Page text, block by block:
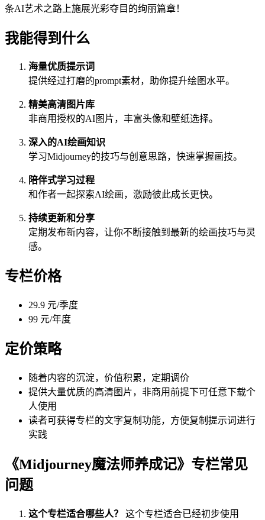
条AI艺术之路上施展光彩夺目的绚丽篇章！
我能得到什么
海量优质提示词
提供经过打磨的prompt素材，助你提升绘图水平。
精美高清图片库
非商用授权的AI图片，丰富头像和壁纸选择。
深入的AI绘画知识
学习Midjourney的技巧与创意思路，快速掌握画技。
陪伴式学习过程
和作者一起探索AI绘画，激励彼此成长更快。
持续更新和分享
定期发布新内容，让你不断接触到最新的绘画技巧与灵
感。
专栏价格
29.9 元/季度
99 元/年度
定价策略
随着内容的沉淀，价值积累，定期调价
提供大量优质的高清图片，非商用前提下可任意下载个
人使用
读者可获得专栏的文字复制功能，方便复制提示词进行
实践
《Midjourney魔法师养成记》专栏常见
问题
这个专栏适合哪些人？
这个专栏适合已经初步使用